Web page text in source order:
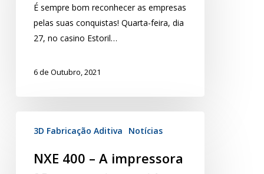
É sempre bom reconhecer as empresas
pelas suas conquistas! Quarta-feira, dia
27, no casino Estoril…
6 de Outubro, 2021
3D Fabricação Aditiva Notícias
NXE 400 – A impressora